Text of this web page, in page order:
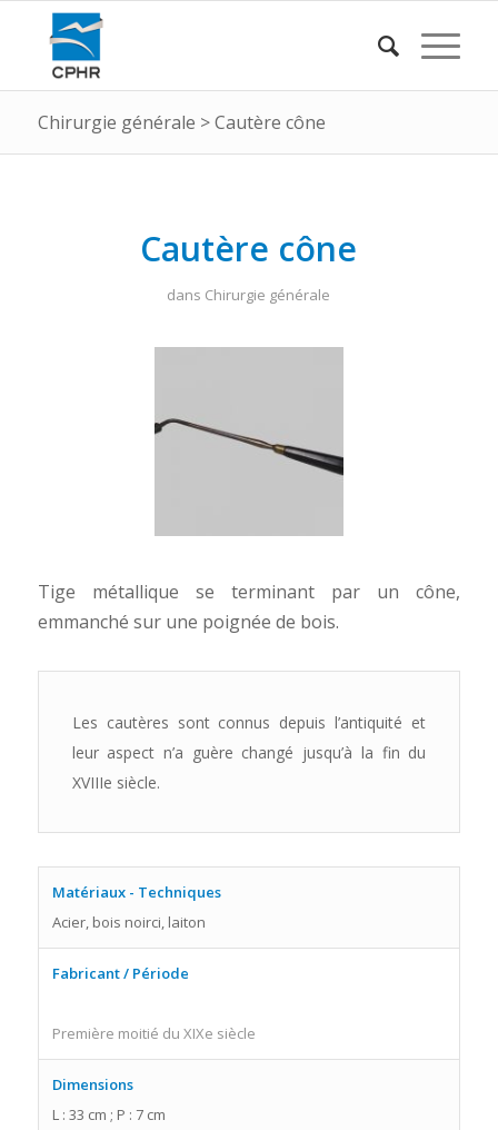
Chirurgie générale >Cautère cône
Cautère cône
dans Chirurgie générale
Tige métallique se terminant par un cône,
emmanché sur une poignée de bois.
Les cautères sont connus depuis l’antiquité et
leur aspect n’a guère changé jusqu’à la fin du
XVIIIe siècle.
Matériaux - Techniques
Acier, bois noirci, laiton
Fabricant / Période
Première moitié du XIXe siècle
Dimensions
L : 33 cm ; P : 7 cm